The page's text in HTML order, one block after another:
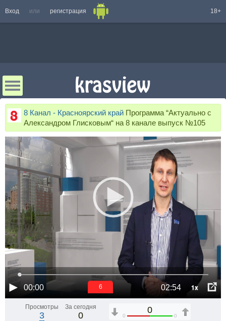
Вход или регистрация 18+
8 Канал - Красноярский край Программа “Актуально с
Александром Глисковым“ на 8 канале выпуск №105
00:00 02:54 1x
5
Просмотры
3
За сегодня
0
0
0 0